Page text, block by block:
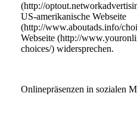
(http://
US-amerikanische Webseite
(http://www.aboutads.info/
Webseite (http://
choices/) widersprechen.
Onlinepräsenzen in sozialen